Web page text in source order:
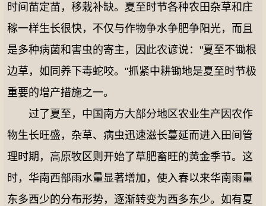
时间苗定苗，移栽补缺。夏至时节各种农田杂草和庄
稼一样生长很快，不仅与作物争水争肥争阳光，而且
是多种病菌和害虫的寄主，因此农谚说："夏至不锄根
边草，如同养下毒蛇咬。"抓紧中耕锄地是夏至时节极
重要的增产措施之一。
过了夏至，中国南方大部分地区农业生产因农作
物生长旺盛，杂草、病虫迅速滋长蔓延而进入田间管
理时期，高原牧区则开始了草肥畜旺的黄金季节。这
时，华南西部雨水量显著增加，使入春以来华南雨量
东多西少的分布形势，逐渐转变为西多东少。如有夏